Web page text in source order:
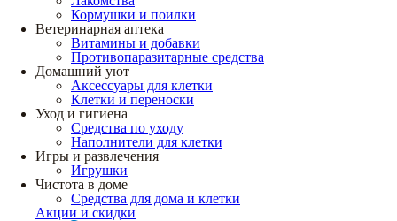
Кормушки и поилки
Ветеринарная аптека
Витамины и добавки
Противопаразитарные средства
Домашний уют
Аксессуары для клетки
Клетки и переноски
Уход и гигиена
Средства по уходу
Наполнители для клетки
Игры и развлечения
Игрушки
Чистота в доме
Средства для дома и клетки
Акции и скидки